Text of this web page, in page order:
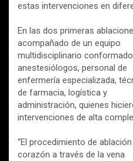
estas intervenciones en
En las dos primeras
acompañado de un equipo
multidisciplinario
anestesiólogos, personal de
enfermería especializada,
de farmacia, logística y
administración, quienes
intervenciones de alta
“El procedimiento de
corazón a través de la vena